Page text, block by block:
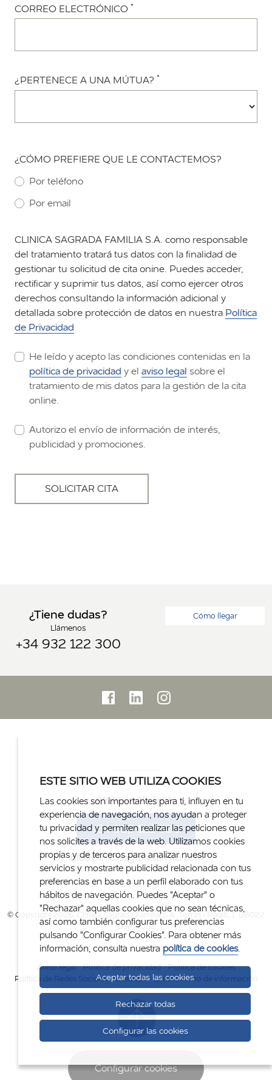
CORREO ELECTRÓNICO *
¿PERTENECE A UNA MÚTUA? *
¿CÓMO PREFIERE QUE LE CONTACTEMOS?
Por teléfono
Por email
CLINICA SAGRADA FAMILIA S.A. como responsable
del tratamiento tratará tus datos con la finalidad de
gestionar tu solicitud de cita onine. Puedes acceder,
rectificar y suprimir tus datos, así como ejercer otros
derechos consultando la información adicional y
detallada sobre protección de datos en nuestra Política
de Privacidad
He leído y acepto las condiciones contenidas en la
política de privacidad y el aviso legal sobre el
tratamiento de mis datos para la gestión de la cita
online.
Autorizo el envío de información de interés,
publicidad y promociones.
SOLICITAR CITA
¿Tiene dudas?
Llámenos
+34 932 122 300
Cómo llegar
Atención al cliente
+34 932 122 300
info@clinicasagradafamilia.com
© Copyright 2026. Clínica Sagrada Família S.A. Torras i Pujalt, 1. 08022
Barcelona
Aviso legal Política de privacidad
Política de cookies
Política de Redes Sociales
Créditos Canal interno de información
Configurar cookies
ESTE SITIO WEB UTILIZA COOKIES
Las cookies son importantes para ti, influyen en tu
experiencia de navegación, nos ayudan a proteger
tu privacidad y permiten realizar las peticiones que
nos solicites a través de la web. Utilizamos cookies
propias y de terceros para analizar nuestros
servicios y mostrarte publicidad relacionada con tus
preferencias en base a un perfil elaborado con tus
hábitos de navegación. Puedes "Aceptar" o
"Rechazar" aquellas cookies que no sean técnicas,
así como también configurar tus preferencias
pulsando "Configurar Cookies". Para obtener más
información, consulta nuestra política de cookies.
Aceptar todas las cookies
Rechazar todas
Configurar las cookies